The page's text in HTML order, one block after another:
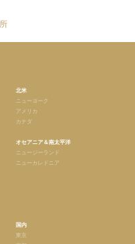
北米
ニューヨーク
アメリカ
カナダ
オセアニア＆南太平洋
ニュージーランド
ニューカレドニア
国内
東京